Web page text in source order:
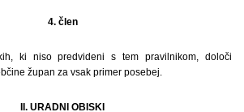
4. člen
ki niso predvideni s tem pravilnikom, določi
župan za vsak primer posebej.
II. URADNI OBISKI